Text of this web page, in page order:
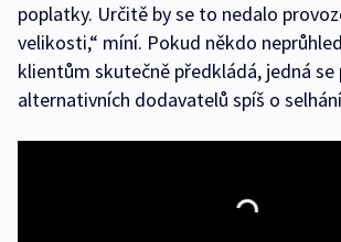
poplatky. Určitě by se to nedalo
velikosti,“ míní. Pokud někdo
klientům skutečně předkládá, jedná se
alternativních dodavatelů spíš o